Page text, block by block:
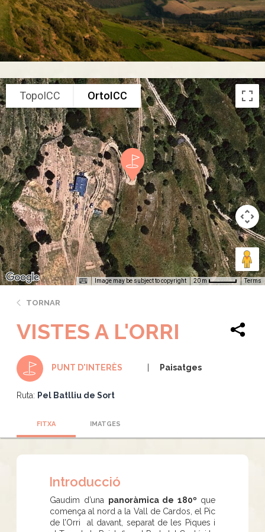
TopoICC OrtoICC
Image may be subject to copyright 20 m Terms
TORNAR
VISTES A L'ORRI
PUNT D'INTERÈS Paisatges
Ruta: Pel Batlliu de Sort
FITXA IMATGES
Introducció
Gaudim d’una panoràmica de 180º que
comença al nord a la Vall de Cardos, el Pic
de l’Orri al davant, separat de les Piques i